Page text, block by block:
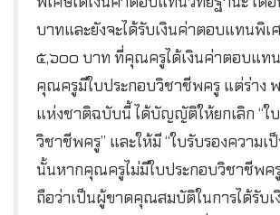
บาทและยังจะได้รับเงินค่าตอบแทนพิเ
๕,๖๐๐ บาท ที่คุณครูได้เงินค่าตอบแท
คุณครูมีใบประกอบวิชาชีพครู แต่ร่าง
แห่งชาติฉบับนี้ ได้บัญญัติให้ยกเลิก “ใ
วิชาชีพครู” และให้มี “ใบรับรองความเ
นั้นหากคุณครูไม่มีใบประกอบวิชาชีพค
ถือว่าเป็นผู้ขาดคุณสมบัติในการได้รับ